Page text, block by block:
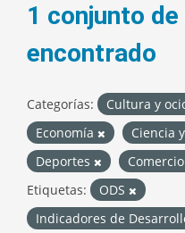
1 conjunto
encontrado
Categorías: Cultura y
Economía
Ciencia
Deportes
Comercio
Etiquetas:
ODS
Indicadores de